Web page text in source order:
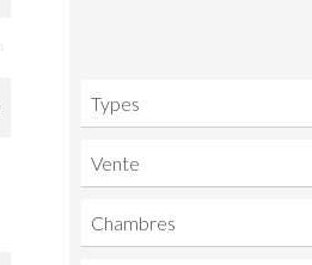
Types
Vente
Chambres